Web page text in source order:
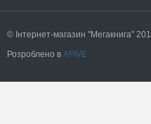
© Інтернет-магазин "Мегакнига"
Розроблено в AFIVE